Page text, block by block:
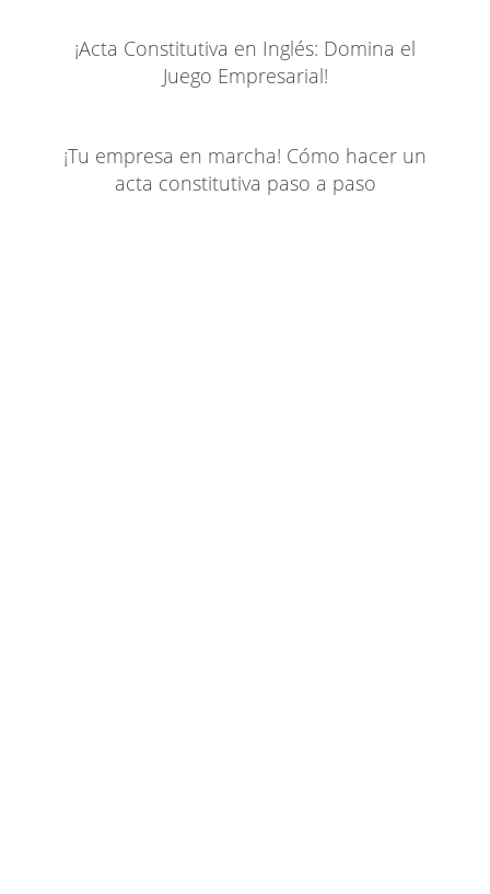
¡Acta Constitutiva en Inglés: Domina el
Juego Empresarial!
¡Tu empresa en marcha! Cómo hacer un
acta constitutiva paso a paso